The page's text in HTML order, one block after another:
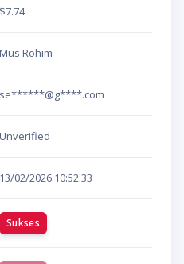
$7.74
Mus Rohim
se******@g****.com
Unverified
13/02/2026 10:52:33
Sukses